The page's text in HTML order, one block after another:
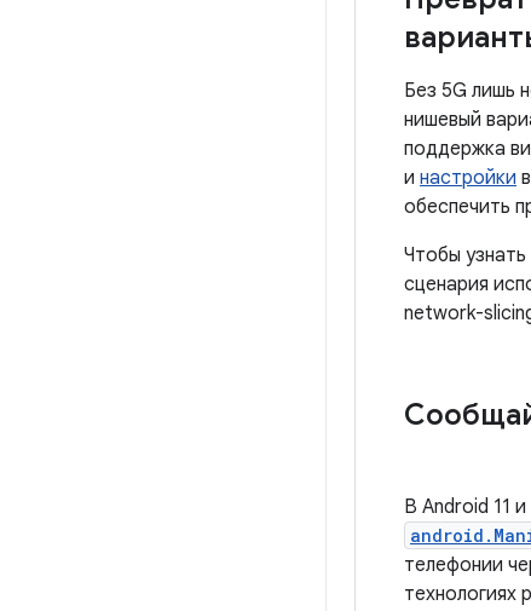
Без 5G лишь
нишевый
поддержка
и настройки
обеспечить
Чтобы
сценария
network-
В Android 11
телефонии
технологиях